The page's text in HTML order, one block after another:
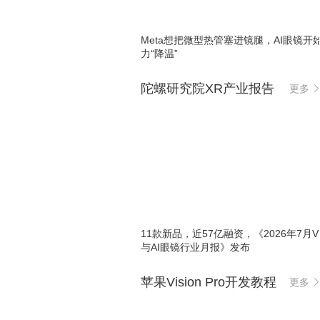
Meta想把微型热管塞进镜腿，AI眼镜开
力“降温”
陀螺研究院XR产业报告 更多
11款新品，近57亿融资，《2026年7月
与AI眼镜行业月报》发布
苹果Vision Pro开发教程 更多